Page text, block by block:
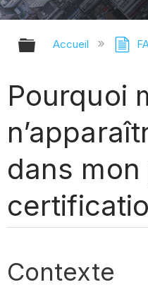
Accueil
Pourquoi
dans
Contexte